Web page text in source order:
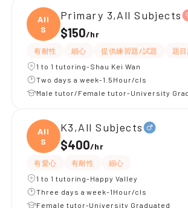
All
S
Primary 3,All Subjects
$150/hr
有耐性 細心 提供練習題/試題 題
1 to 1 tutoring-Shau Kei Wan
Two days a week-1.5Hour/cls
Male tutor/Female tutor-University
All
S
K3,All Subjects
$400/hr
有愛心 有耐性
細心
1 to 1 tutoring-Happy Valley
Three days a week-1Hour/cls
Female tutor-University Graduated